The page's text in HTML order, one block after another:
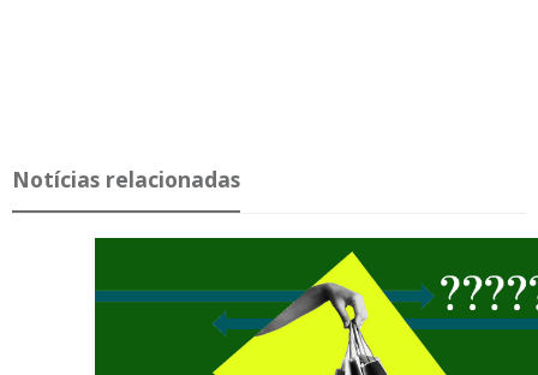
Notícias relacionadas